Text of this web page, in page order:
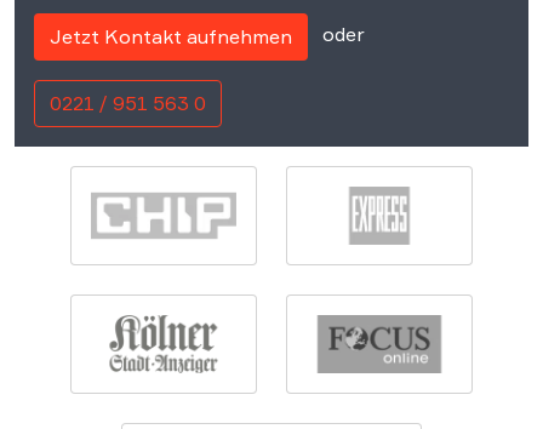
Jetzt Kontakt aufnehmen oder
0221 / 951 563 0